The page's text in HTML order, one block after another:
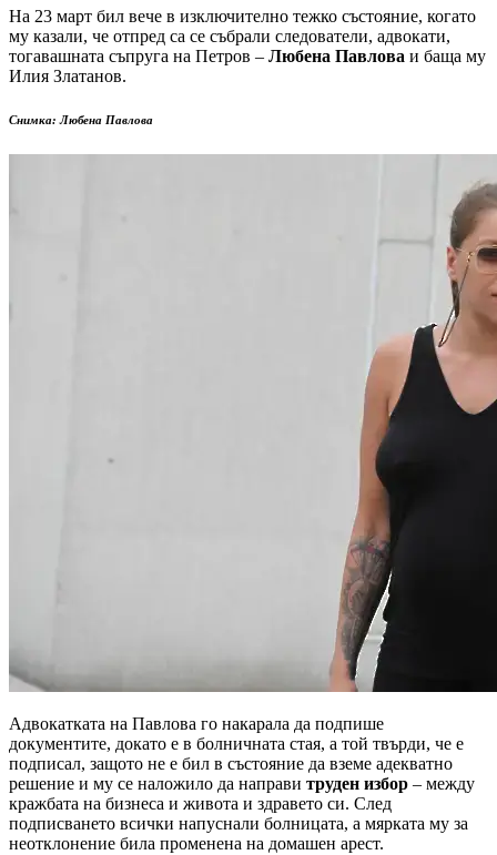
На 23 март бил вече в изключително тежко състояние, когато
му казали, че отпред са се събрали следователи, адвокати,
тогавашната съпруга на Петров – Любена Павлова и баща му
Илия Златанов.
Снимка: Любена Павлова
Адвокатката на Павлова го накарала да подпише
документите, докато е в болничната стая, а той твърди, че e
подписал, защото не e бил в състояние да вземе адекватно
решение и му се наложило да направи труден избор – между
кражбата на бизнеса и живота и здравето си. След
подписването всички напуснали болницата, а мярката му за
неотклонение била променена на домашен арест.